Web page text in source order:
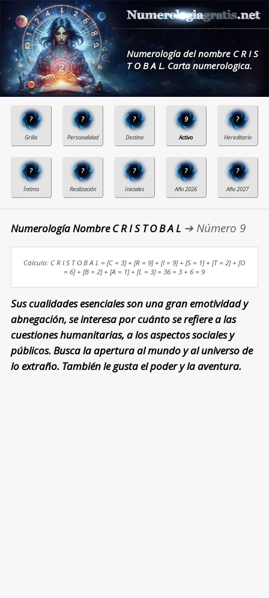
Numerología del nombre C R I S
T O B A L. Carta numerologica.
? ? ? 9 ?
? ? ? ? ?
Numerología Nombre C R I S T O B A L➔ Número 9
Cálculo: C R I S T O B A L = [C = 3] + [R = 9] + [I = 9] + [S = 1] + [T = 2] + [O
= 6] + [B = 2] + [A = 1] + [L = 3] = 36 = 3 + 6 = 9
Sus cualidades esenciales son una gran emotividad y
abnegación, se interesa por cuánto se refiere a las
cuestiones humanitarias, a los aspectos sociales y
públicos. Busca la apertura al mundo y al universo de
lo extraño. También le gusta el poder y la aventura.